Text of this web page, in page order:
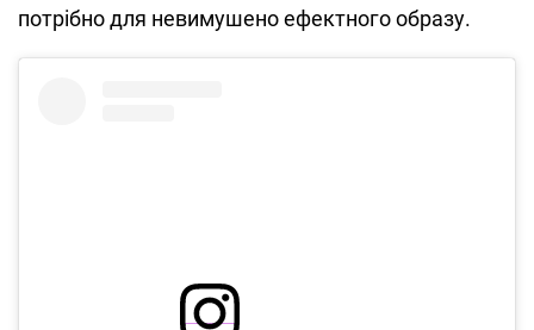
потрібно для невимушено ефектного образу.